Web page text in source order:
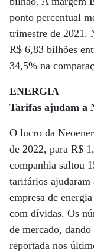
ponto percentual
trimestre de 2021.
R$ 6,83 bilhões
34,5% na
ENERGIA
Tarifas ajudam a
O lucro da
de 2022, para R$
companhia saltou
tarifários ajudaram
empresa de
com dívidas. Os
de mercado,
reportada nos